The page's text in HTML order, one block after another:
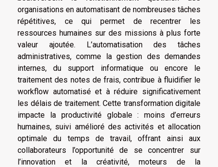
organisations en automatisant de nombreuses tâches
répétitives, ce qui permet de recentrer les
ressources humaines sur des missions à plus forte
valeur ajoutée. L’automatisation des tâches
administratives, comme la gestion des demandes
internes, du support informatique ou encore le
traitement des notes de frais, contribue à fluidifier le
workflow automatisé et à réduire significativement
les délais de traitement. Cette transformation digitale
impacte la productivité globale : moins d’erreurs
humaines, suivi amélioré des activités et allocation
optimale du temps de travail, offrant ainsi aux
collaborateurs l’opportunité de se concentrer sur
l’innovation et la créativité, moteurs de la